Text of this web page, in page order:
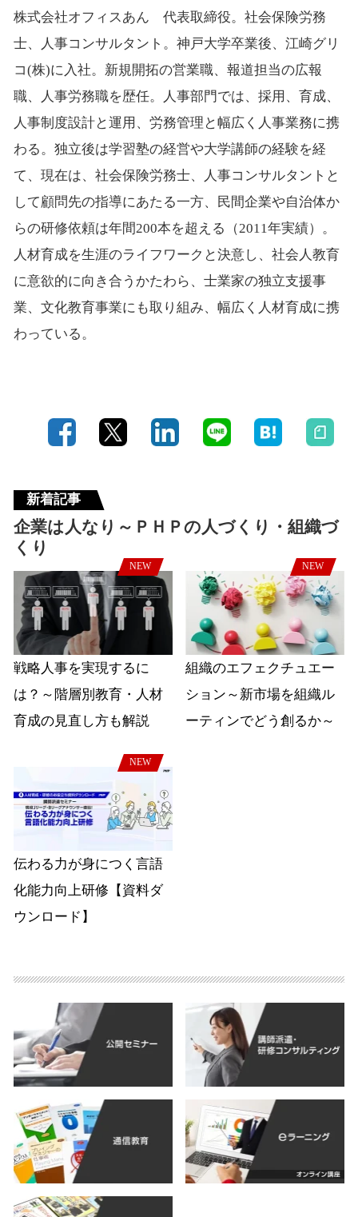
株式会社オフィスあん 代表取締役。社会保険労務
士、人事コンサルタント。神戸大学卒業後、江崎グリ
コ(株)に入社。新規開拓の営業職、報道担当の広報
職、人事労務職を歴任。人事部門では、採用、育成、
人事制度設計と運用、労務管理と幅広く人事業務に携
わる。独立後は学習塾の経営や大学講師の経験を経
て、現在は、社会保険労務士、人事コンサルタントと
して顧問先の指導にあたる一方、民間企業や自治体か
らの研修依頼は年間200本を超える（2011年実績）。
人材育成を生涯のライフワークと決意し、社会人教育
に意欲的に向き合うかたわら、士業家の独立支援事
業、文化教育事業にも取り組み、幅広く人材育成に携
わっている。
新着記事
企業は人なり～ＰＨＰの人づくり・組織づ
くり
NEW
戦略人事を実現するに
は？～階層別教育・人材
育成の見直し方も解説
NEW
組織のエフェクチュエー
ション～新市場を組織ル
ーティンでどう創るか～
NEW
伝わる力が身につく言語
化能力向上研修【資料ダ
ウンロード】